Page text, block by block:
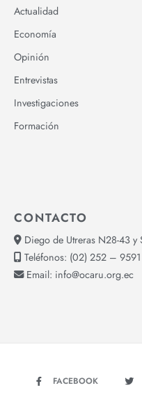
Actualidad
Economía
Opinión
Entrevistas
Investigaciones
Formación
CONTACTO
Diego de Utreras N28-43
Teléfonos: (02) 252 – 9591
Email: info@ocaru.org.ec
FACEBOOK